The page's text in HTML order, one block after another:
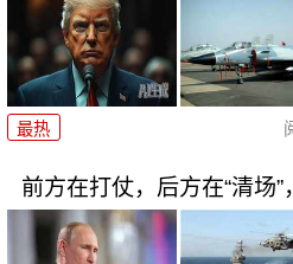
最热
前方在打仗，后方在“清场”